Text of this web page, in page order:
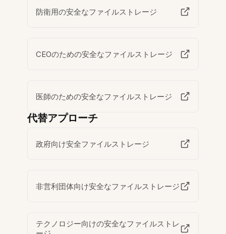
防衛用の安全なファイルストレージ
CEOのための安全なファイルストレージ
医師のための安全なファイルストレージ
代替アプローチ
政府向け安全ファイルストレージ
非営利団体向け安全なファイルストレージ
テクノロジー向けの安全なファイルストレ